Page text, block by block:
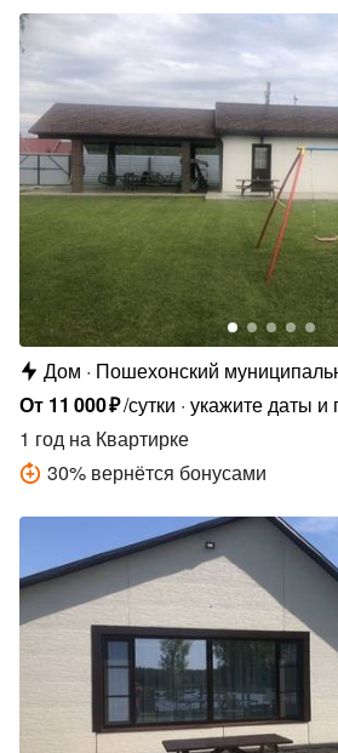
Дом
Пошехонский
Кременевское с.п., д. Ляча,
От 11 000₽/сутки укажите даты и
1 год на Квартирке
30% вернётся бонусами